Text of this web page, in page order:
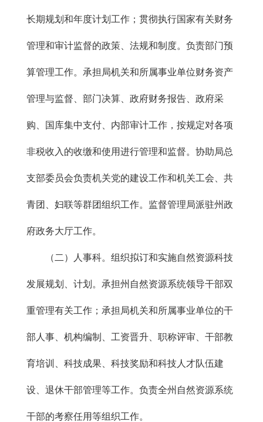
长期规划和年度计划工作；贯彻执行国家有关财务
管理和审计监督的政策、法规和制度。负责部门预
算管理工作。承担局机关和所属事业单位财务资产
管理与监督、部门决算、政府财务报告、政府采
购、国库集中支付、内部审计工作，按规定对各项
非税收入的收缴和使用进行管理和监督。协助局总
支部委员会负责机关党的建设工作和机关工会、共
青团、妇联等群团组织工作。监督管理局派驻州政
府政务大厅工作。
（二）人事科。组织拟订和实施自然资源科技
发展规划、计划。承担州自然资源系统领导干部双
重管理有关工作；承担局机关和所属事业单位的干
部人事、机构编制、工资晋升、职称评审、干部教
育培训、科技成果、科技奖励和科技人才队伍建
设、退休干部管理等工作。负责全州自然资源系统
干部的考察任用等组织工作。